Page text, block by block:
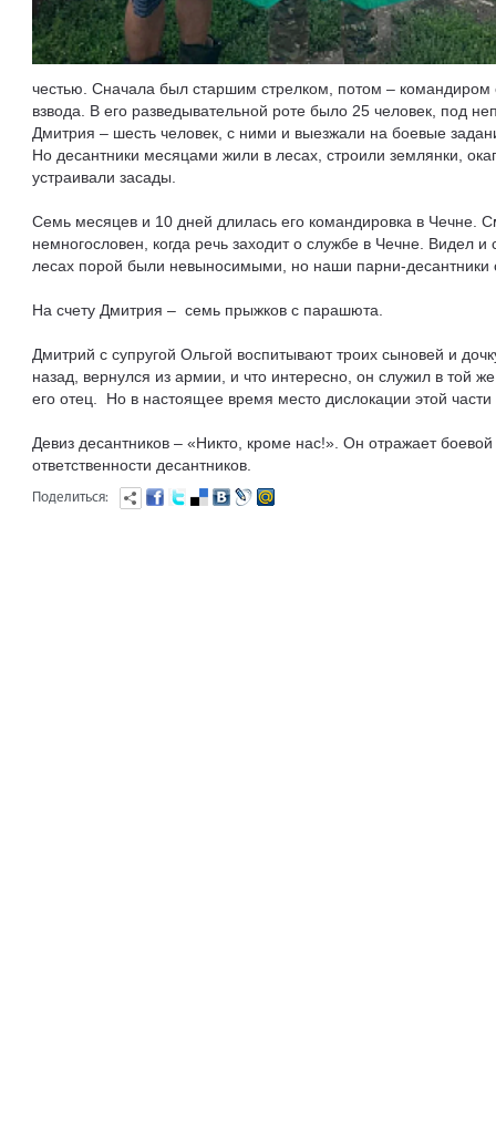
честью. Сначала был старшим стрелком, потом – командиром
взвода. В его разведывательной роте было 25 человек, под
Дмитрия – шесть человек, с ними и выезжали на боевые
Но десантники месяцами жили в лесах, строили землянки,
устраивали засады.
Семь месяцев и 10 дней длилась его командировка в Чечне.
немногословен, когда речь заходит о службе в Чечне. Видел
лесах порой были невыносимыми, но наши парни-десантники
На счету Дмитрия – семь прыжков с парашюта.
Дмитрий с супругой Ольгой воспитывают троих сыновей и
назад, вернулся из армии, и что интересно, он служил в той
его отец. Но в настоящее время место дислокации этой
Девиз десантников – «Никто, кроме нас!». Он отражает боевой
ответственности десантников.
Поделиться: